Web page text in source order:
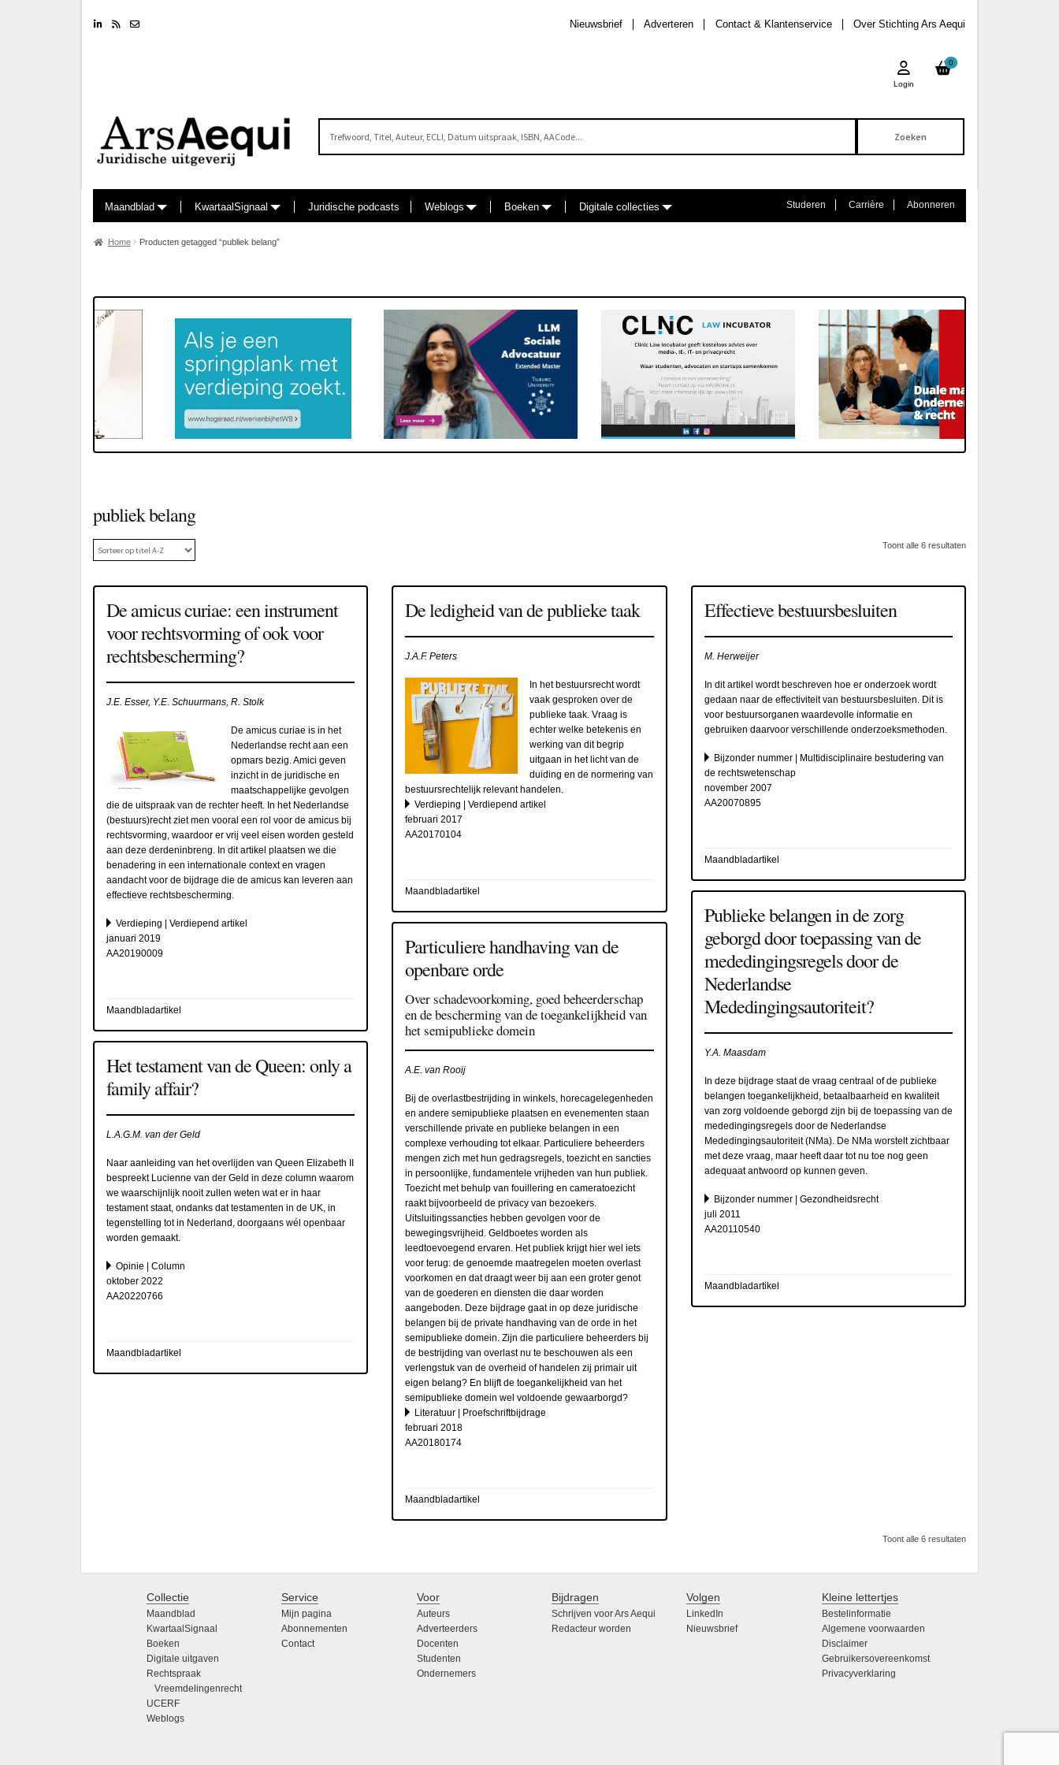
LinkedinRSS feed Over Stichting Ars Aequi
Contact & Klantenservice
Adverteren
Nieuwsbrief
0
Login
Maandblad KwartaalSignaal Juridische podcasts Weblogs Boeken Digitale collecties Studeren Carrière Abonneren
Home Producten getagged “publiek belang”
publiek belang
Toont alle 6 resultaten
De amicus curiae: een instrument
voor rechtsvorming of ook voor
rechtsbescherming?
J.E. Esser, Y.E. Schuurmans, R. Stolk
De amicus curiae is in het
Nederlandse recht aan een
opmars bezig. Amici geven
inzicht in de juridische en
maatschappelijke gevolgen
die de uitspraak van de rechter heeft. In het Nederlandse
(bestuurs)recht ziet men vooral een rol voor de amicus bij
rechtsvorming, waardoor er vrij veel eisen worden gesteld
aan deze derdeninbreng. In dit artikel plaatsen we die
benadering in een internationale context en vragen
aandacht voor de bijdrage die de amicus kan leveren aan
effectieve rechtsbescherming.
Verdieping | Verdiepend artikel
januari 2019
AA20190009
Maandbladartikel
Het testament van de Queen: only a
family affair?
L.A.G.M. van der Geld
Naar aanleiding van het overlijden van Queen Elizabeth II
bespreekt Lucienne van der Geld in deze column waarom
we waarschijnlijk nooit zullen weten wat er in haar
testament staat, ondanks dat testamenten in de UK, in
tegenstelling tot in Nederland, doorgaans wél openbaar
worden gemaakt.
Opinie | Column
oktober 2022
AA20220766
Maandbladartikel
De ledigheid van de publieke taak
J.A.F. Peters
In het bestuursrecht wordt
vaak gesproken over de
publieke taak. Vraag is
echter welke betekenis en
werking van dit begrip
uitgaan in het licht van de
duiding en de normering van
bestuursrechtelijk relevant handelen.
Verdieping | Verdiepend artikel
februari 2017
AA20170104
Maandbladartikel
Particuliere handhaving van de
openbare orde
Over schadevoorkoming, goed beheerderschap
en de bescherming van de toegankelijkheid van
het semipublieke domein
A.E. van Rooij
Bij de overlastbestrijding in winkels, horecagelegenheden
en andere semipublieke plaatsen en evenementen staan
verschillende private en publieke belangen in een
complexe verhouding tot elkaar. Particuliere beheerders
mengen zich met hun gedragsregels, toezicht en sancties
in persoonlijke, fundamentele vrijheden van hun publiek.
Toezicht met behulp van fouillering en cameratoezicht
raakt bijvoorbeeld de privacy van bezoekers.
Uitsluitingssancties hebben gevolgen voor de
bewegingsvrijheid. Geldboetes worden als
leedtoevoegend ervaren. Het publiek krijgt hier wel iets
voor terug: de genoemde maatregelen moeten overlast
voorkomen en dat draagt weer bij aan een groter genot
van de goederen en diensten die daar worden
aangeboden. Deze bijdrage gaat in op deze juridische
belangen bij de private handhaving van de orde in het
semipublieke domein. Zijn die particuliere beheerders bij
de bestrijding van overlast nu te beschouwen als een
verlengstuk van de overheid of handelen zij primair uit
eigen belang? En blijft de toegankelijkheid van het
semipublieke domein wel voldoende gewaarborgd?
Literatuur | Proefschriftbijdrage
februari 2018
AA20180174
Maandbladartikel
Effectieve bestuursbesluiten
M. Herweijer
In dit artikel wordt beschreven hoe er onderzoek wordt
gedaan naar de effectiviteit van bestuursbesluiten. Dit is
voor bestuursorganen waardevolle informatie en
gebruiken daarvoor verschillende onderzoeksmethoden.
Bijzonder nummer | Multidisciplinaire bestudering van
de rechtswetenschap
november 2007
AA20070895
Maandbladartikel
Publieke belangen in de zorg
geborgd door toepassing van de
mededingingsregels door de
Nederlandse
Mededingingsautoriteit?
Y.A. Maasdam
In deze bijdrage staat de vraag centraal of de publieke
belangen toegankelijkheid, betaalbaarheid en kwaliteit
van zorg voldoende geborgd zijn bij de toepassing van de
mededingingsregels door de Nederlandse
Mededingingsautoriteit (NMa). De NMa worstelt zichtbaar
met deze vraag, maar heeft daar tot nu toe nog geen
adequaat antwoord op kunnen geven.
Bijzonder nummer | Gezondheidsrecht
juli 2011
AA20110540
Maandbladartikel
Toont alle 6 resultaten
Collectie
Maandblad
KwartaalSignaal
Boeken
Digitale uitgaven
Rechtspraak
Vreemdelingenrecht
UCERF
Weblogs
Service
Mijn pagina
Abonnementen
Contact
Voor
Auteurs
Adverteerders
Docenten
Studenten
Ondernemers
Bijdragen
Schrijven voor Ars Aequi
Redacteur worden
Volgen
LinkedIn
Nieuwsbrief
Kleine lettertjes
Bestelinformatie
Algemene voorwaarden
Disclaimer
Gebruikersovereenkomst
Privacyverklaring